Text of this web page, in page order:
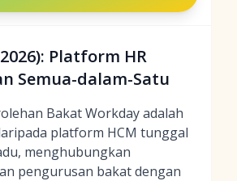
Platform HR
Semua-dalam-Satu
Bakat Workday adalah
platform HCM tunggal
menghubungkan
pengurusan bakat dengan